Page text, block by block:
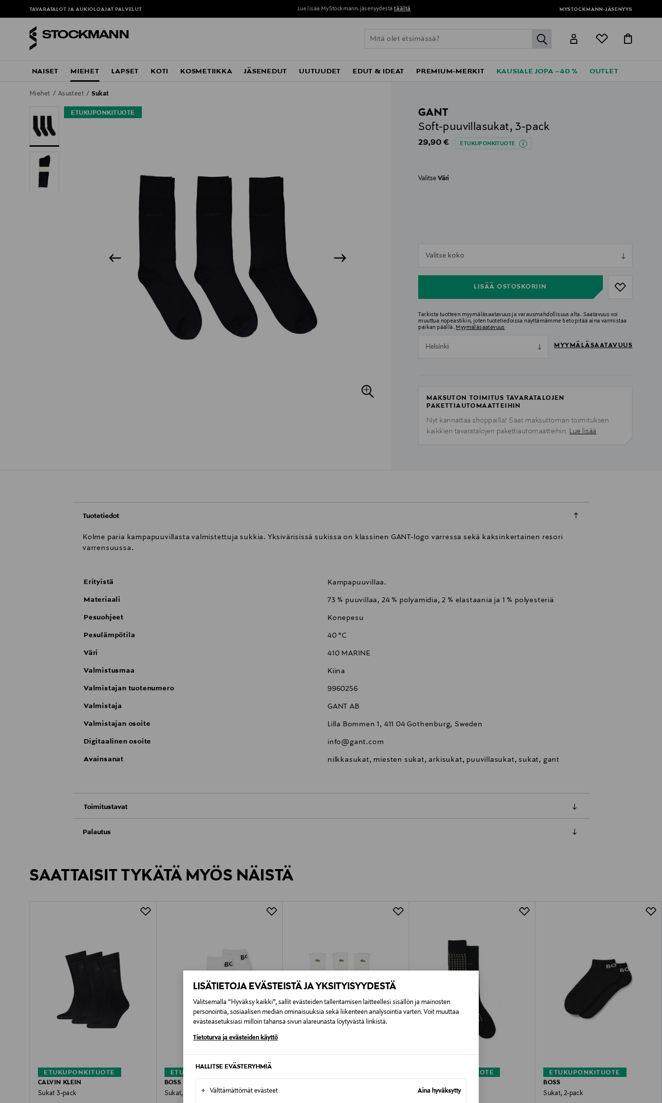
LISÄTIETOJA EVÄSTEISTÄ JA YKSITYISYYDESTÄ
Valitsemalla “Hyväksy kaikki”, sallit evästeiden tallentamisen laitteellesi sisällön ja mainosten
personointia, sosiaalisen median ominaisuuksia sekä liikenteen analysointia varten. Voit muuttaa
evästeasetuksiasi milloin tahansa sivun alareunasta löytyvästä linkistä.
Tietoturva ja evästeiden käyttö
HALLITSE EVÄSTERYHMIÄ
+ Välttämättömät evästeet Aina hyväksytty
TAVARATALOT JA AUKIOLOAJAT PALVELUT Lue lisää MyStockmann-jäsenyydestä täältä MYSTOCKMANN-JÄSENYYS
label.header.go
NAISET MIEHET LAPSET KOTI KOSMETIIKKA JÄSENEDUT UUTUUDET EDUT & IDEAT PREMIUM-MERKIT KAUSIALE JOPA –40 % OUTLET
Miehet Asusteet Sukat
ETUKUPONKITUOTE
GANT
Soft-puuvillasukat, 3-pack
Original Price
29,90 € ETUKUPONKITUOTE
ValitseVäri
Valitse koko
LISÄÄ OSTOSKORIIN
Tarkista tuotteen myymäläsaatavuus ja varausmahdollisuus alta. Saatavuus voi
muuttua nopeastikin, joten tuotetiedoissa näyttämämme tieto pitää aina varmistaa
paikan päällä. Myymäläsaatavuus
Helsinki MYYMÄLÄSAATAVUUS
MAKSUTON TOIMITUS TAVARATALOJEN
PAKETTIAUTOMAATTEIHIN
Nyt kannattaa shoppailla! Saat maksuttoman toimituksen
kaikkien tavaratalojen pakettiautomaatteihin. Lue lisää
Tuotetiedot
Kolme paria kampapuuvillasta valmistettuja sukkia. Yksivärisissä sukissa on klassinen GANT-logo varressa sekä kaksinkertainen resori
varrensuussa.
Erityistä Kampapuuvillaa.
Materiaali 73 % puuvillaa, 24 % polyamidia, 2 % elastaania ja 1 % polyesteriä
Pesuohjeet Konepesu
Pesulämpötila 40 °C
Väri 410 MARINE
Valmistusmaa Kiina
Valmistajan tuotenumero 9960256
Valmistaja GANT AB
Valmistajan osoite Lilla Bommen 1, 411 04 Gothenburg, Sweden
Digitaalinen osoite info@gant.com
Avainsanat nilkkasukat, miesten sukat, arkisukat, puuvillasukat, sukat, gant
Toimitustavat
Kotiinkuljetus
Pikatoimitus Wolt Alk. 6,90 €, kun toimitus on saatavilla valittuun osoitteeseen.
Palautus
LUE TARKEMMAT PALAUTUSOHJEET
SAATTAISIT TYKÄTÄ MYÖS NÄISTÄ
ETUKUPONKITUOTE
CALVIN KLEIN
Sukat 3-pack
ETUKUPONKITUOTE
BOSS
Sukat, 2-pack
ETUKUPONKITUOTE
Sukat, 2-pack
ETUKUPONKITUOTE
BOSS
Sukat, 2-pack